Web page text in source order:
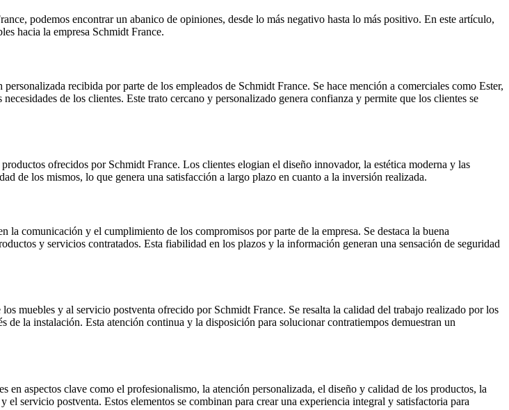
podemos encontrar un abanico de opiniones, desde lo más negativo hasta lo más positivo. En este artículo,
hacia la empresa Schmidt France.
recibida por parte de los empleados de Schmidt France. Se hace mención a comerciales como Ester,
de los clientes. Este trato cercano y personalizado genera confianza y permite que los clientes se
ofrecidos por Schmidt France. Los clientes elogian el diseño innovador, la estética moderna y las
de los mismos, lo que genera una satisfacción a largo plazo en cuanto a la inversión realizada.
comunicación y el cumplimiento de los compromisos por parte de la empresa. Se destaca la buena
y servicios contratados. Esta fiabilidad en los plazos y la información generan una sensación de seguridad
muebles y al servicio postventa ofrecido por Schmidt France. Se resalta la calidad del trabajo realizado por los
la instalación. Esta atención continua y la disposición para solucionar contratiempos demuestran un
aspectos clave como el profesionalismo, la atención personalizada, el diseño y calidad de los productos, la
servicio postventa. Estos elementos se combinan para crear una experiencia integral y satisfactoria para